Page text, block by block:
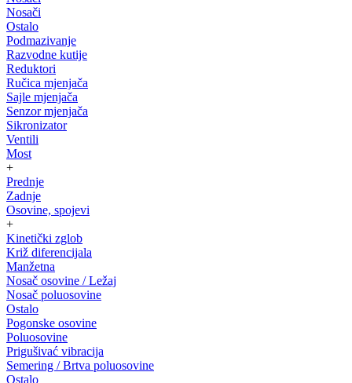
Nosači
Ostalo
Podmazivanje
Razvodne kutije
Reduktori
Ručica mjenjača
Sajle mjenjača
Senzor mjenjača
Sikronizator
Ventili
Most
+
Prednje
Zadnje
Osovine, spojevi
+
Kinetički zglob
Križ diferencijala
Manžetna
Nosač osovine / Ležaj
Nosač poluosovine
Ostalo
Pogonske osovine
Poluosovine
Prigušivać vibracija
Semering / Brtva poluosovine
Ostalo